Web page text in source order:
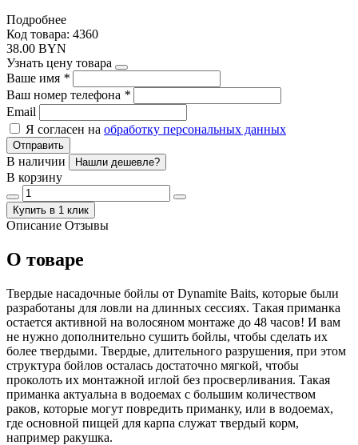
Подробнее
Код товара: 4360
38.00 BYN
Узнать цену товара
Ваше имя *
Ваш номер телефона *
Email
Я согласен на обработку персональных данных
Отправить
В наличии Нашли дешевле?
В корзину
Купить в 1 клик
Описание Отзывы
О товаре
Твердые насадочные бойлы от Dynamite Baits, которые были
разработаны для ловли на длинных сессиях. Такая приманка
остается активной на волосяном монтаже до 48 часов! И вам
не нужно дополнительно сушить бойлы, чтобы сделать их
более твердыми. Твердые, длительного разрушения, при этом
структура бойлов осталась достаточно мягкой, чтобы
проколоть их монтажной иглой без просверливания. Такая
приманка актуальна в водоемах с большим количеством
раков, которые могут повредить приманку, или в водоемах,
где основной пищей для карпа служат твердый корм,
например ракушка.